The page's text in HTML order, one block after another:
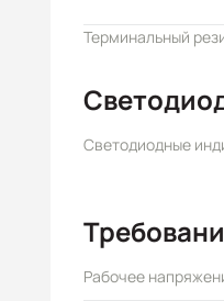
Терминальный
Светодиодные
Рабочее